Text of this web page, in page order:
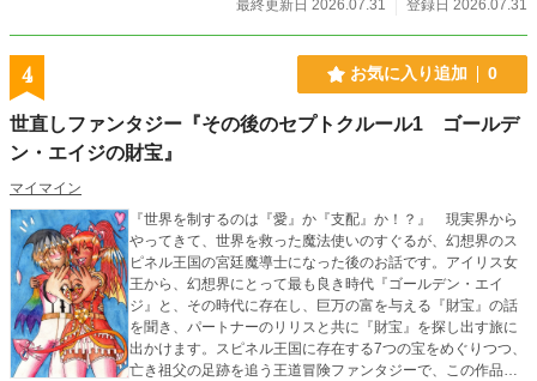
最終更新日 2026.07.31
登録日 2026.07.31
4 お気に入り追加 0
世直しファンタジー『その後のセプトクルール1 ゴールデ
ン・エイジの財宝』
マイマイン
『世界を制するのは『愛』か『支配』か！？』 現実界から
やってきて、世界を救った魔法使いのすぐるが、幻想界のス
ピネル王国の宮廷魔導士になった後のお話です。アイリス女
王から、幻想界にとって最も良き時代『ゴールデン・エイ
ジ』と、その時代に存在し、巨万の富を与える『財宝』の話
を聞き、パートナーのリリスと共に『財宝』を探し出す旅に
出かけます。スピネル王国に存在する7つの宝をめぐりつつ、
亡き祖父の足跡を追う王道冒険ファンタジーで、この作品は